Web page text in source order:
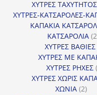
ΧΥΤΡΕΣ ΤΑΧΥΤΗΤΟΣ
ΧΥΤΡΕΣ-ΚΑΤΣΑΡΟΛΕΣ-
ΚΑΠΑΚΙΑ
ΚΑΤΣΑΡΟΛΙΑ
ΧΥΤΡΕΣ ΒΑΘΙΕΣ
ΧΥΤΡΕΣ ΜΕ
ΧΥΤΡΕΣ ΡΗΧΕΣ
ΧΥΤΡΕΣ ΧΩΡΙΣ
ΧΩΝΙΑ 22